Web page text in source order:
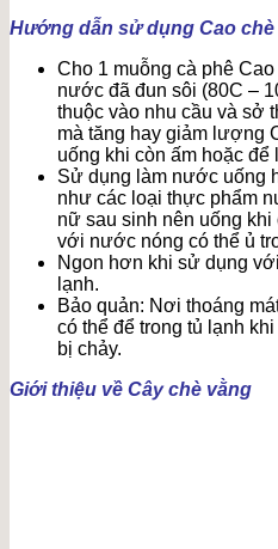
Hướng dẫn sử dụng Cao chè
Cho 1 muỗng cà phê
nước đã đun sôi (80C –
thuộc vào nhu cầu và sở
mà tăng hay giảm lượng
uống khi còn ấm hoặc để
Sử dụng làm nước uống
như các loại thực phẩm
nữ sau sinh nên uống
với nước nóng có thể ủ
Ngon hơn khi sử dụng
lạnh.
Bảo quản: Nơi thoáng
có thể để trong tủ lạnh
bị chảy.
Giới thiệu về Cây chè vằng